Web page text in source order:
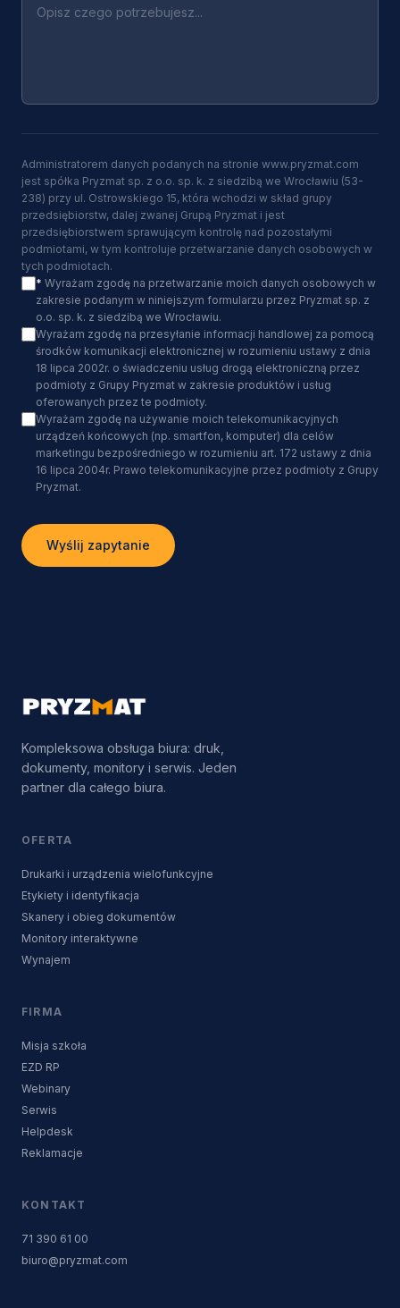
Administratorem danych podanych na stronie www.pryzmat.com
jest spółka Pryzmat sp. z o.o. sp. k. z siedzibą we Wrocławiu (53-
238) przy ul. Ostrowskiego 15, która wchodzi w skład grupy
przedsiębiorstw, dalej zwanej Grupą Pryzmat i jest
przedsiębiorstwem sprawującym kontrolę nad pozostałymi
podmiotami, w tym kontroluje przetwarzanie danych osobowych w
tych podmiotach.
* Wyrażam zgodę na przetwarzanie moich danych osobowych w
zakresie podanym w niniejszym formularzu przez Pryzmat sp. z
o.o. sp. k. z siedzibą we Wrocławiu.
Wyrażam zgodę na przesyłanie informacji handlowej za pomocą
środków komunikacji elektronicznej w rozumieniu ustawy z dnia
18 lipca 2002r. o świadczeniu usług drogą elektroniczną przez
podmioty z Grupy Pryzmat w zakresie produktów i usług
oferowanych przez te podmioty.
Wyrażam zgodę na używanie moich telekomunikacyjnych
urządzeń końcowych (np. smartfon, komputer) dla celów
marketingu bezpośredniego w rozumieniu art. 172 ustawy z dnia
16 lipca 2004r. Prawo telekomunikacyjne przez podmioty z Grupy
Pryzmat.
Wyślij zapytanie
Kompleksowa obsługa biura: druk,
dokumenty, monitory i serwis. Jeden
partner dla całego biura.
OFERTA
Drukarki i urządzenia wielofunkcyjne
Etykiety i identyfikacja
Skanery i obieg dokumentów
Monitory interaktywne
Wynajem
FIRMA
Misja szkoła
EZD RP
Webinary
Serwis
Helpdesk
Reklamacje
KONTAKT
71 390 61 00
biuro@pryzmat.com